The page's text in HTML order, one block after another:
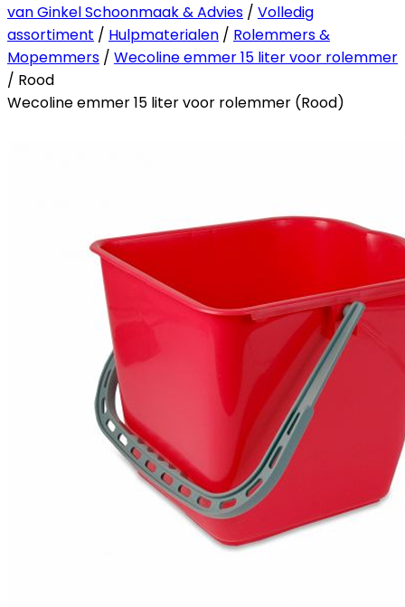
van Ginkel Schoonmaak & Advies / Volledig
assortiment / Hulpmaterialen / Rolemmers &
Mopemmers / Wecoline emmer 15 liter voor rolemmer
/ Rood
Wecoline emmer 15 liter voor rolemmer (Rood)